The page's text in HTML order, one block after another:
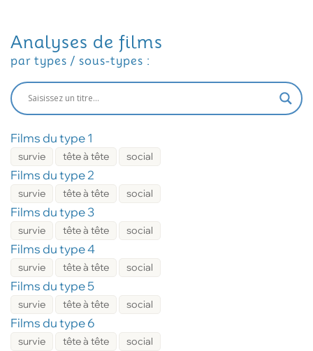
Analyses de films
par types / sous-types :
Films du type 1
survie tête à tête social
Films du type 2
survie tête à tête social
Films du type 3
survie tête à tête social
Films du type 4
survie tête à tête social
Films du type 5
survie tête à tête social
Films du type 6
survie tête à tête social